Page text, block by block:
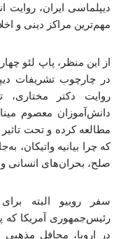
دیپلماسی ایران، روایت
مهم‌ترین مراکز دینی و
از این منظر، پاپ لئو
در چارچوب تشریفات
روایت دکتر
دانش‌آموزان معصوم
مطالعه کرده و تحت
که چرا بیانیه واتیکان،
صلح، بحران‌های
سفر روبیو البته
رئیس‌جمهوری آمریکا که
در اروپا، محافل